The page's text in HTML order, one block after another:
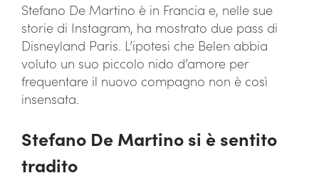
Stefano De Martino è in Francia e, nelle sue
storie di Instagram, ha mostrato due pass di
Disneyland Paris. L’ipotesi che Belen abbia
voluto un suo piccolo nido d’amore per
frequentare il nuovo compagno non è così
insensata.
Stefano De Martino si è sentito
tradito